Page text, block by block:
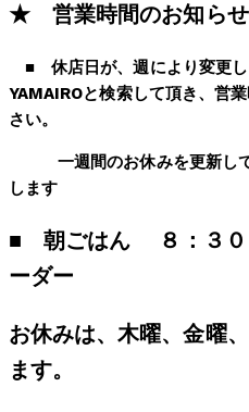
★ 営業時間のお知らせ
■休店日が、週により変更
YAMAIROと検索して頂き、営
さい。
一週間のお休みを更新し
します
■朝ごはん ８：３０
ーダー
お休みは、木曜、金曜
ます。